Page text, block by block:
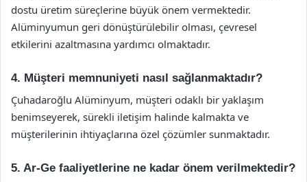
dostu üretim süreçlerine büyük önem vermektedir.
Alüminyumun geri dönüştürülebilir olması, çevresel
etkilerini azaltmasına yardımcı olmaktadır.
4. Müşteri memnuniyeti nasıl sağlanmaktadır?
Çuhadaroğlu Alüminyum, müşteri odaklı bir yaklaşım
benimseyerek, sürekli iletişim halinde kalmakta ve
müşterilerinin ihtiyaçlarına özel çözümler sunmaktadır.
5. Ar-Ge faaliyetlerine ne kadar önem verilmektedir?